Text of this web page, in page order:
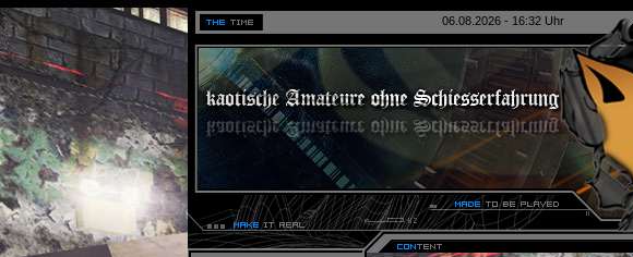
06.08.2026 - 16:32 Uhr